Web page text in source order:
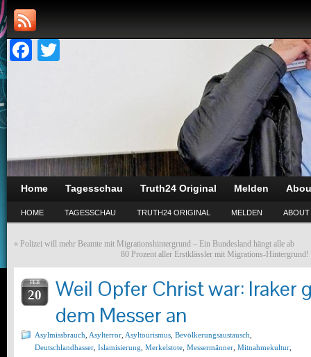
Facebook
Home Tagesschau Truth24 Original Melden
HOME TAGESSCHAU TRUTH24 ORIGINAL MELDEN ABOUT
« Polizei will mehr Beamte mit Migrationshintergrund – Ein Bundesland hängt alle ab
80 Prozent aller Erstklässler mit Migrations-
FEB
20
Weil Opfer Christ war: Iraker
dem Messer an
Asylmissbrauch Asylterror Asyltourismus Bevölkerungsaustausch
Deutschlandhasser Islamisierung Merkelstote Messermänner Mitnahmekultur